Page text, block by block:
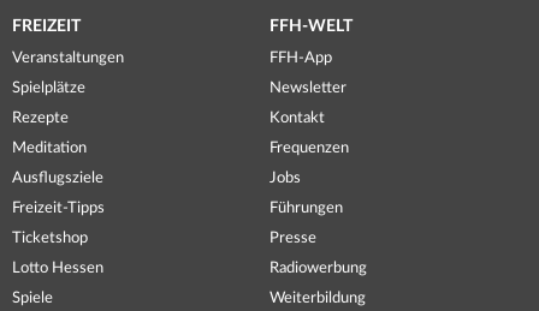
FREIZEIT
Veranstaltungen
Spielplätze
Rezepte
Meditation
Ausflugsziele
Freizeit-Tipps
Ticketshop
Lotto Hessen
Spiele
FFH-WELT
FFH-App
Newsletter
Kontakt
Frequenzen
Jobs
Führungen
Presse
Radiowerbung
Weiterbildung